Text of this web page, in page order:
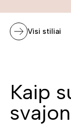
Visi stiliai
Kaip